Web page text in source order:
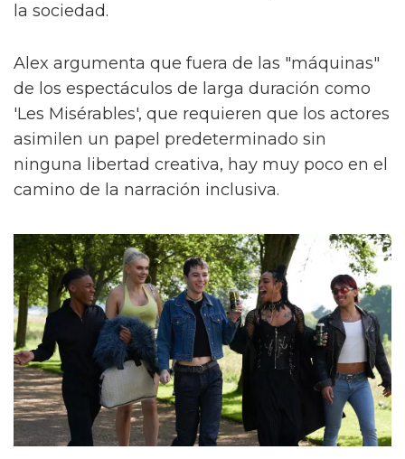
la sociedad.
Alex argumenta que fuera de las "máquinas"
de los espectáculos de larga duración como
'Les Misérables', que requieren que los actores
asimilen un papel predeterminado sin
ninguna libertad creativa, hay muy poco en el
camino de la narración inclusiva.